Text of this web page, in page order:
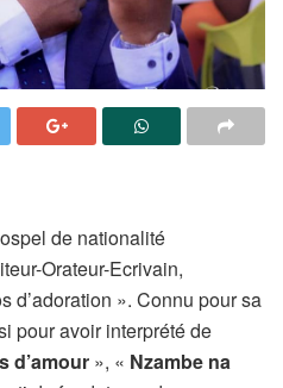
de nationalité
Orateur-Ecrivain,
d’adoration ». Connu pour sa
pour avoir interprété de
d’amour », « Nzambe na